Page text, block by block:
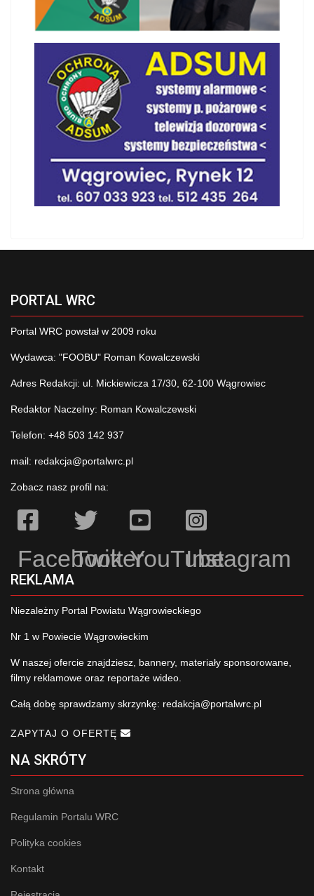
PORTAL WRC
Portal WRC powstał w 2009 roku
Wydawca: "FOOBU" Roman Kowalczewski
Adres Redakcji: ul. Mickiewicza 17/30, 62-100 Wągrowiec
Redaktor Naczelny: Roman Kowalczewski
Telefon: +48 503 142 937
mail: redakcja@portalwrc.pl
Zobacz nasz profil na:
Facebook
TwitterYouTubeInstagram
REKLAMA
Niezależny Portal Powiatu Wągrowieckiego
Nr 1 w Powiecie Wągrowieckim
W naszej ofercie znajdziesz, bannery, materiały sponsorowane,
filmy reklamowe oraz reportaże wideo.
Całą dobę sprawdzamy skrzynkę: redakcja@portalwrc.pl
ZAPYTAJ O OFERTĘ
NA SKRÓTY
Strona główna
Regulamin Portalu WRC
Polityka cookies
Kontakt